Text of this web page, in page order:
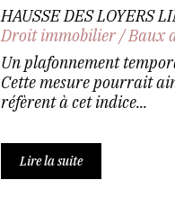
HAUSSE DES LOYERS
Droit immobilier/Baux
Un plafonnement
Cette mesure pourrait
réfèrent à cet indice...
Lire la suite